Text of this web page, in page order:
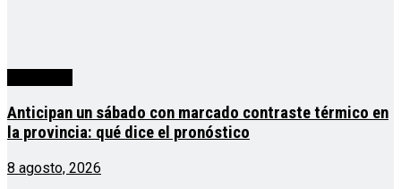
Anticipan un sábado con marcado contraste térmico en
la provincia: qué dice el pronóstico
8 agosto, 2026